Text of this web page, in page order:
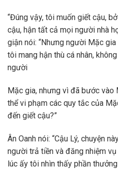
“Đúng vậy, tôi muốn giết cậu,
cậu, hận tất cả mọi người nhà
giận nói: “Nhưng người Mặc
tôi mang hận thù cá nhân,
người
Mặc gia, nhưng vì đã bước vào
thể vi phạm các quy tắc của
đến giết cậu?”
Ân Oanh nói: “Cậu Lý, chuyện
người trả tiền và đăng nhiệm
lúc ấy tôi nhìn thấy phần